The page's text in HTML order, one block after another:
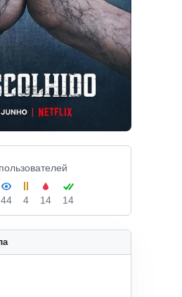
пользователей
44 4 14 14